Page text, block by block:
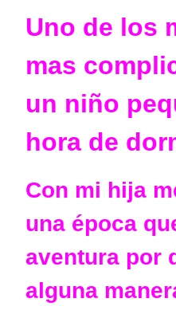
Uno de los
mas
un niño
hora de
Con mi hija
una época
aventura por
alguna